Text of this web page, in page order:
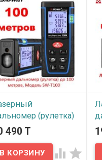
(рулетка)
100 метров,
490 T
 